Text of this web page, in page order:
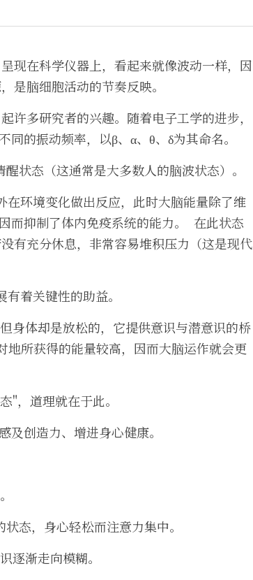
现在科学仪器上，看起来就像波动一样，因
是脑细胞活动的节奏反映。
许多研究者的兴趣。随着电子工学的进步，
的振动频率，以β、α、θ、δ为其命名。
状态（这通常是大多数人的脑波状态）。
环境变化做出反应，此时大脑能量除了维
而抑制了体内免疫系统的能力。  在此状态
有充分休息，非常容易堆积压力（这是现代
着关键性的助益。
身体却是放松的，它提供意识与潜意识的桥
所获得的能量较高，因而大脑运作就会更
"，道理就在于此。
创造力、增进身心健康。
态，身心轻松而注意力集中。
逐渐走向模糊。